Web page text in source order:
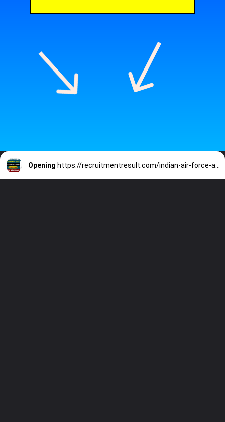
Opening https://recruitmentresult.com/indian-air-force-agniveer-syllabus-2023/